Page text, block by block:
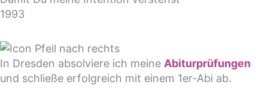
1993
In Dresden absolviere ich meine Abiturprüfungen
und schließe erfolgreich mit einem 1er-Abi ab.